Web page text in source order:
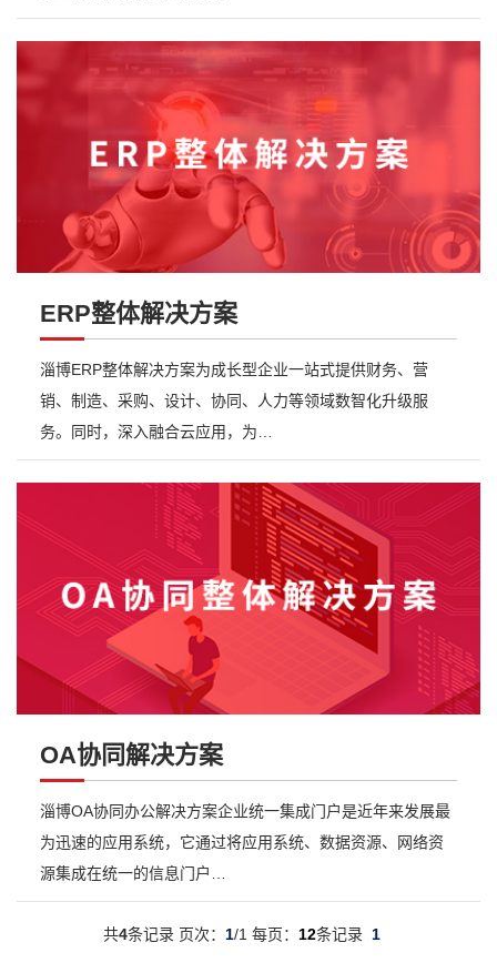
ERP整体解决方案
淄博ERP整体解决方案为成长型企业一站式提供财务、营
销、制造、采购、设计、协同、人力等领域数智化升级服
务。同时，深入融合云应用，为…
OA协同解决方案
淄博OA协同办公解决方案企业统一集成门户是近年来发展最
为迅速的应用系统，它通过将应用系统、数据资源、网络资
源集成在统一的信息门户…
共4条记录 页次： 1/1 每页： 12条记录 1